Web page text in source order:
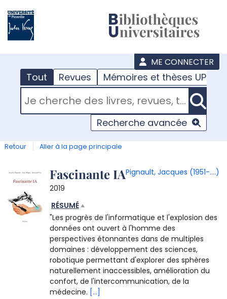
ME CONNECTER
Tout Revues Mémoires et thèses UPJV
RECHERCHER DANS "TOUT"
Recherche avancée
Retour Aller à la page principale
Détail
document
Fascinante IAPignault, Jacques (1951-....)
2019
RÉSUMÉ
"Les progrès de l'informatique et l'explosion des
données ont ouvert à l'homme des
perspectives étonnantes dans de multiples
domaines : développement des sciences,
robotique permettant d'explorer des sphères
naturellement inaccessibles, amélioration du
confort, de l'intercommunication, de la
médecine. [...]